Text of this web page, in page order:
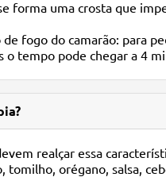
forma uma crosta que
fogo do camarão: para
o tempo pode chegar a 4
realçar essa
tomilho, orégano, salsa,